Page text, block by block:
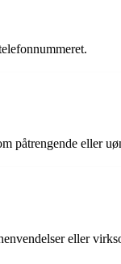
påtrengende eller
eller